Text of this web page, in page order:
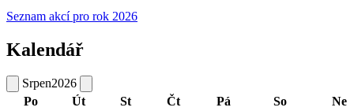
Seznam akcí pro rok 2026
Kalendář
Srpen2026
Po
Út St Čt Pá So Ne